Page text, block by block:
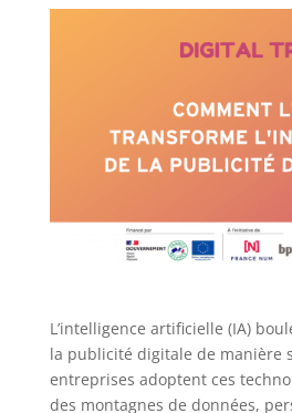
L’intelligence artificielle (IA)
la publicité digitale de manière
entreprises adoptent ces
des montagnes de données,